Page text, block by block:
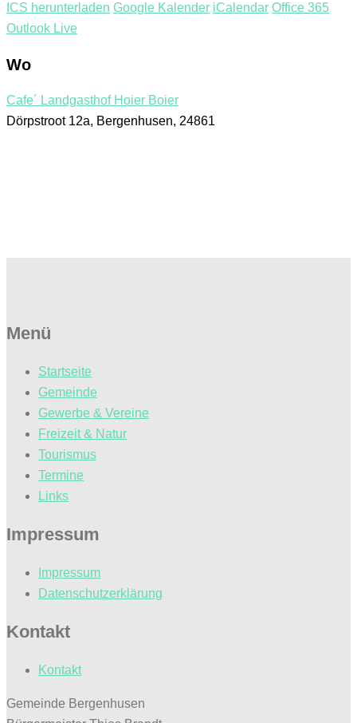
ICS herunterladen Google Kalender iCalendar Office 365
Outlook Live
Wo
Cafe´ Landgasthof Hoier Boier
Dörpstroot 12a, Bergenhusen, 24861
Menü
Startseite
Gemeinde
Gewerbe & Vereine
Freizeit & Natur
Tourismus
Termine
Links
Impressum
Impressum
Datenschutzerklärung
Kontakt
Kontakt
Gemeinde Bergenhusen